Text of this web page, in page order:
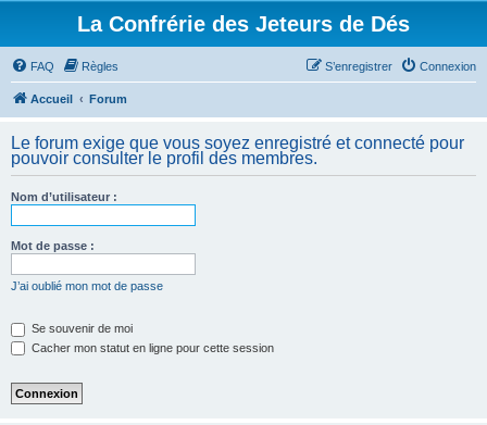
La Confrérie des Jeteurs de Dés
FAQ Règles Connexion
S’enregistrer
Accueil Forum
Le forum exige que vous soyez enregistré et connecté pour
pouvoir consulter le profil des membres.
Nom d’utilisateur :
Mot de passe :
J’ai oublié mon mot de passe
Se souvenir de moi
Cacher mon statut en ligne pour cette session